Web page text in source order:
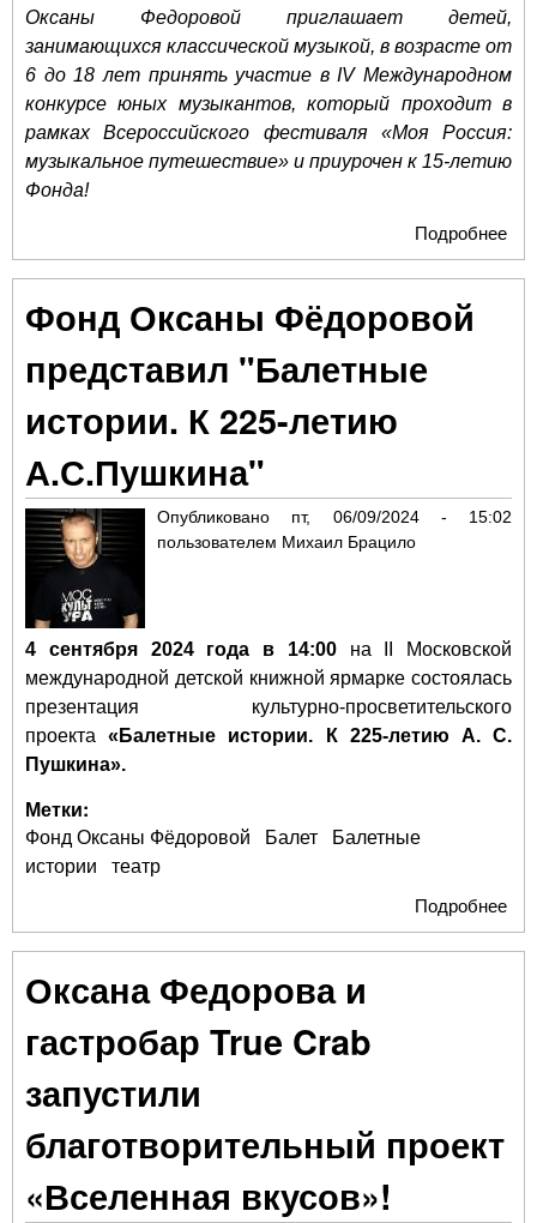
Оксаны Федоровой приглашает детей,
занимающихся классической музыкой, в возрасте от
6 до 18 лет принять участие вIVМеждународном
конкурсе юных музыкантов, который проходит в
рамках Всероссийского фестиваля «Моя Россия:
музыкальное путешествие» и приурочен к 15-летию
Фонда!
Подробнее
IV
Фонд Оксаны Фёдоровой
представил "Балетные
истории. К 225-летию
А.С.Пушкина"
Опубликовано пт, 06/09/2024 - 15:02
пользователем Михаил Брацило
4 сентября 2024 года в 14:00на II Московской
международной детской книжной ярмарке состоялась
презентация культурно-просветительского
проекта«Балетные истории. К 225-летию А. С.
Пушкина».
Метки:
Фонд Оксаны Фёдоровой Балет
Балетные
истории
театр
Подробнее
Оксана Федорова и
гастробар True Crab
запустили
благотворительный проект
«Вселенная вкусов»!